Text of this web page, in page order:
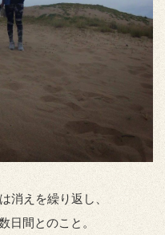
消えを繰り返し、
間とのこと。